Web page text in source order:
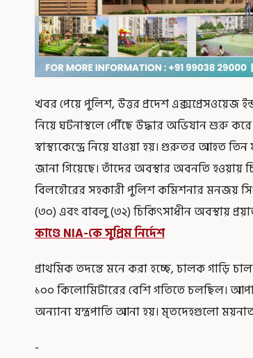
খবর পেয়ে পুলিশ, উত্তর প্রদেশ এক্সপ্রেসওয়েজ
নিয়ে ঘটনাস্থলে পৌঁছে উদ্ধার অভিযান শুরু
স্বাস্থ্যকেন্দ্রে নিয়ে যাওয়া হয়। গুরুতর আহত
জানা গিয়েছে। তাঁদের অবস্থার অবনতি হওয়ায়
বিলহৌরের সহকারী পুলিশ কমিশনার মনজয়
(৩০) এবং বাবলু (৩২) চিকিৎসাধীন অবস্থায়
কাণ্ডে NIA-কে সুপ্রিম নির্দেশ
প্রাথমিক তদন্তে মনে করা হচ্ছে, চালক গাড়ি
১০০ কিলোমিটারের বেশি গতিতে চলছিল।
অন্যান্য যন্ত্রপাতি আনা হয়। মৃতদেহগুলো
-